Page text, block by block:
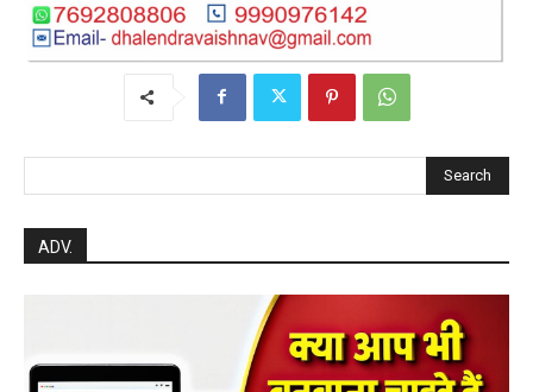
Search
ADV.